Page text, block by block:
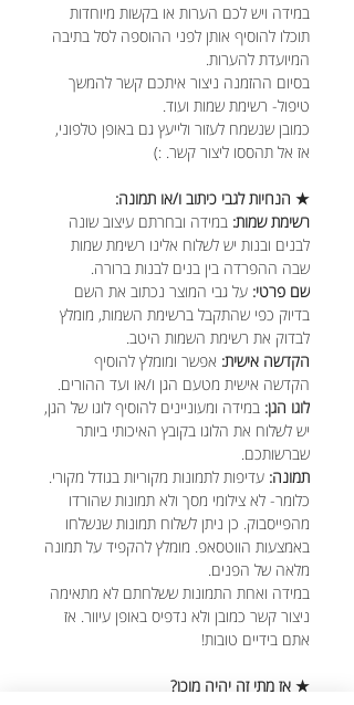
במידה ויש לכם הערות או בקשות מיוחדות
תוכלו להוסיף אותן לפני ההוספה לסל בתיבה
המיועדת להערות.
בסיום ההזמנה ניצור איתכם קשר להמשך
טיפול- רשימת שמות ועוד.
כמובן שנשמח לעזור ולייעץ גם באופן טלפוני,
אז אל תהססו ליצור קשר. :)
★ הנחיות לגבי כיתוב ו/או תמונה:
רשימת שמות: במידה ובחרתם עיצוב שונה
לבנים ובנות יש לשלוח אלינו רשימת שמות
שבה ההפרדה בין בנים לבנות ברורה.
שם פרטי: על גבי המוצר נכתוב את השם
בדיוק כפי שהתקבל ברשימת השמות, מומלץ
לבדוק את רשימת השמות היטב.
הקדשה אישית: אפשר ומומלץ להוסיף
הקדשה אישית מטעם הגן ו/או ועד ההורים.
לוגו הגן: במידה ומעוניינים להוסיף לוגו של הגן,
יש לשלוח את הלוגו בקובץ האיכותי ביותר
שברשותכם.
תמונה: עדיפות לתמונות מקוריות בגודל מקורי.
כלומר- לא צילומי מסך ולא תמונות שהורדו
מהפייסבוק. כן ניתן לשלוח תמונות שנשלחו
באמצעות הווטסאפ. מומלץ להקפיד על תמונה
מלאה של הפנים.
במידה ואחת התמונות ששלחתם לא מתאימה
ניצור קשר כמובן ולא נדפיס באופן עיוור. אז
אתם בידיים טובות!
★ אז מתי זה יהיה מוכן?